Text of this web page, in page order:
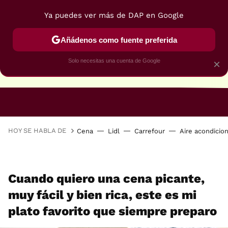
HOY SE HABLA DE Cena Lidl Carrefour Aire
Cuando quiero una cena picante,
muy fácil y bien rica, este es mi
plato favorito que siempre preparo
×
Ya puedes ver más de DAP en Google
Añádenos como fuente preferida
Solo necesitas una cuenta de Google